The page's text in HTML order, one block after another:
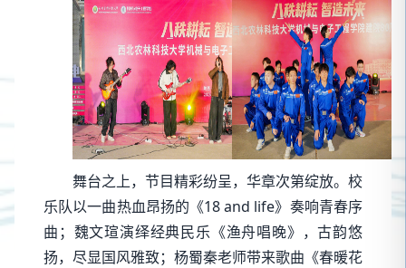
舞台之上，节目精彩纷呈，华章次第绽放。校
乐队以一曲热血昂扬的《18 and life》奏响青春序
曲；魏文瑄演绎经典民乐《渔舟唱晚》，古韵悠
扬，尽显国风雅致；杨蜀秦老师带来歌曲《春暖花